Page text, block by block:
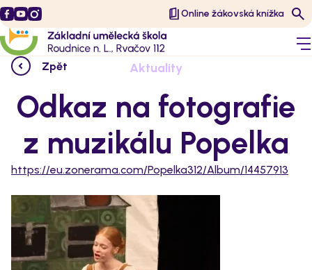
Online žákovská knížka
Zpět Aktuality
Odkaz na fotografie
z muzikálu Popelka
https://eu.zonerama.com/Popelka312/Album/14457913